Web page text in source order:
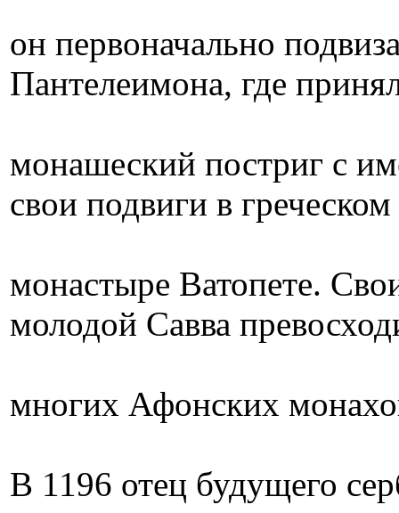
он первоначально
Пантелеимона, где
монашеский постриг c
свои подвиги в греческом
монастыре Ватопете.
молодой Савва
многих Афонских
В 1196 отец будущего